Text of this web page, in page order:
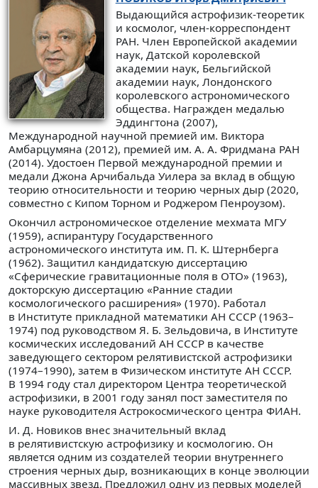
Выдающийся астрофизик-теоретик
и космолог, член-корреспондент
РАН. Член Европейской академии
наук, Датской королевской
академии наук, Бельгийской
академии наук, Лондонского
королевского астрономического
общества. Награжден медалью
Эддингтона (2007),
Международной научной премией им. Виктора
Амбарцумяна (2012), премией им. А. А. Фридмана РАН
(2014). Удостоен Первой международной премии и
медали Джона Арчибальда Уилера за вклад в общую
теорию относительности и теорию черных дыр (2020,
совместно с Кипом Торном и Роджером Пенроузом).
Окончил астрономическое отделение мехмата МГУ
(1959), аспирантуру Государственного
астрономического института им. П. К. Штернберга
(1962). Защитил кандидатскую диссертацию
«Сферические гравитационные поля в ОТО» (1963),
докторскую диссертацию «Ранние стадии
космологического расширения» (1970). Работал
в Институте прикладной математики АН СССР (1963–
1974) под руководством Я. Б. Зельдовича, в Институте
космических исследований АН СССР в качестве
заведующего сектором релятивистской астрофизики
(1974–1990), затем в Физическом институте АН СССР.
В 1994 году стал директором Центра теоретической
астрофизики, в 2001 году занял пост заместителя по
науке руководителя Астрокосмического центра ФИАН.
И. Д. Новиков внес значительный вклад
в релятивистскую астрофизику и космологию. Он
является одним из создателей теории внутреннего
строения черных дыр, возникающих в конце эволюции
массивных звезд. Предложил одну из первых моделей